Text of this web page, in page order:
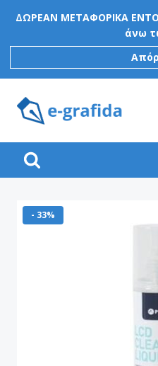
ΔΩΡΕΑΝ ΜΕΤΑΦΟΡΙΚΑ
άνω
- 33%